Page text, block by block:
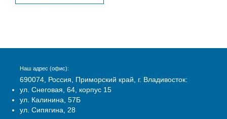
Наш адрес (офис):
690074, Россия, Приморский край, г. Владивосток:
ул. Снеговая, 64, корпус 15
ул. Калинина, 57Б
ул. Сипягина, 28